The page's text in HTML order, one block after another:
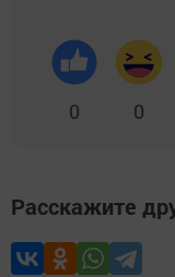
0 0
Расскажите